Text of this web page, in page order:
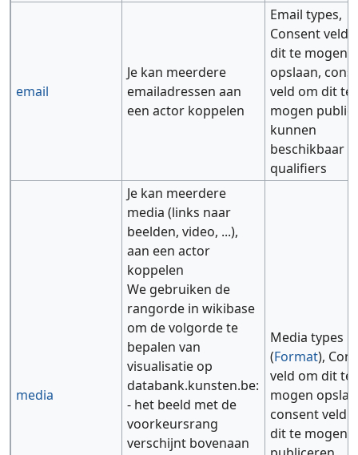
email
Je kan meerdere
emailadressen aan
een actor koppelen
Email types,
Consent veld
dit te mogen
opslaan,
veld om dit te
mogen
kunnen
beschikbaar
qualifiers
media
Je kan meerdere
media (links naar
beelden, video, ...),
aan een actor
koppelen
We gebruiken de
rangorde in wikibase
om de volgorde te
bepalen van
visualisatie op
databank.kunsten.be:
- het beeld met de
voorkeursrang
verschijnt bovenaan
Media types
(Format),
veld om dit te
mogen
consent veld
dit te mogen